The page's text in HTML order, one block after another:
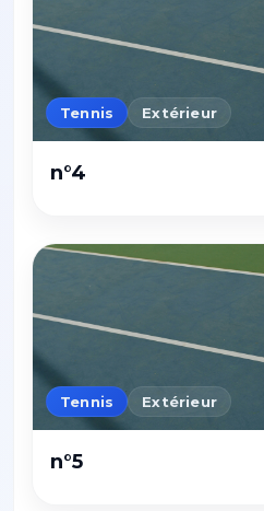
Tennis Extérieur
n°4
Tennis Extérieur
n°5